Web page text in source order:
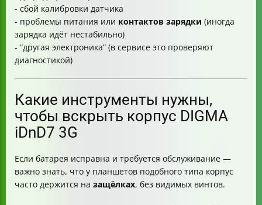
- сбой калибровки датчика
- проблемы питания или контактов зарядки (иногда
зарядка идёт нестабильно)
- “другая электроника” (в сервисе это проверяют
диагностикой)
Какие инструменты нужны,
чтобы вскрыть корпус DIGMA
iDnD7 3G
Если батарея исправна и требуется обслуживание —
важно знать, что у планшетов подобного типа корпус
часто держится на защёлках, без видимых винтов.